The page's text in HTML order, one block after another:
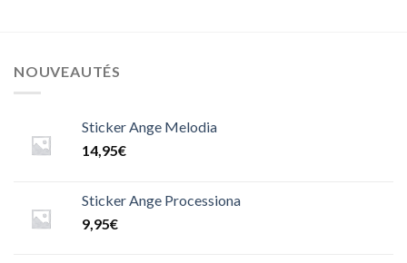
NOUVEAUTÉS
Sticker Ange Melodia
14,95€
Sticker Ange Processiona
9,95€